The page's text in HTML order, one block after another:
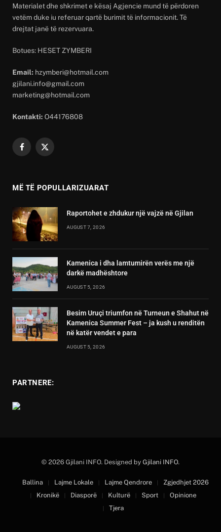
Materialet dhe shkrimet e kësaj Agjencie mund të përdoren
vetëm duke iu referuar qartë burimit të informacionit. Të
drejtat janë të rezervuara.
Botues: HESET ZYMBERI
Email: hzymberi@hotmail.com
gjilani.info@gmail.com
marketing@hotmail.com
Kontakti: O44176808
Facebook
X
MË TË POPULLARIZUARAT
Raportohet e zhdukur një vajzë në Gjilan
AUGUST 7, 2026
Kamenica i dha lamtumirën verës me një
darkë madhështore
AUGUST 5, 2026
Besim Uruçi triumfon në Turneun e Shahut në
Kamenica Summer Fest – ja kush u renditën
në katër vendet e para
AUGUST 5, 2026
PARTNERE:
© 2026 Gjilani INFO. Designed by Gjilani INFO.
Ballina Lajme Lokale Lajme Qendrore
Zgjedhjet 2026
Kronikë
Diasporë Kulturë Sport
Opinione
Tjera